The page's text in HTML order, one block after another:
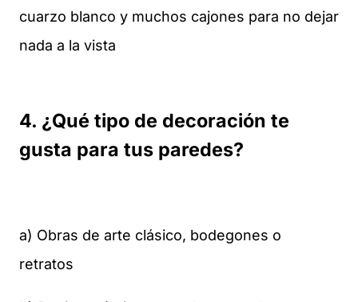
cuarzo blanco y muchos cajones para no dejar
nada a la vista
4. ¿Qué tipo de decoración te
gusta para tus paredes?
a) Obras de arte clásico, bodegones o
retratos